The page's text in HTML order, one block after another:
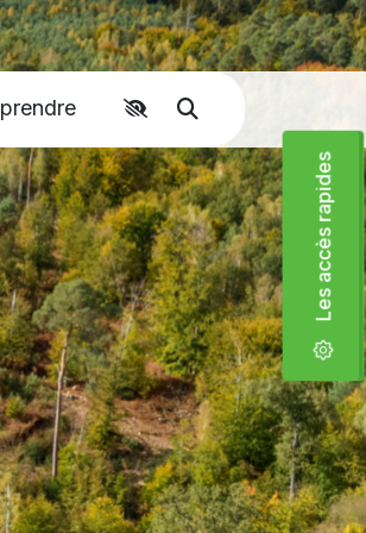
Moteur de
Les accès rapides
Accéder aux liens rapides